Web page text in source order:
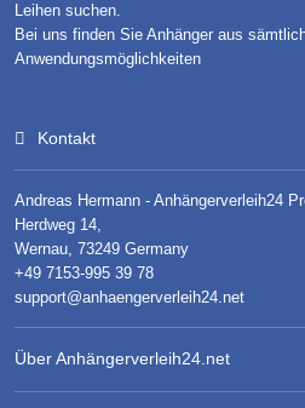
Leihen suchen.
Bei uns finden Sie Anhänger aus
Anwendungsmöglichkeiten
Kontakt
Andreas Hermann - Anhängerverleih24
Herdweg 14,
Wernau, 73249 Germany
+49 7153-995 39 78
support@anhaengerverleih24.net
Über Anhängerverleih24.net